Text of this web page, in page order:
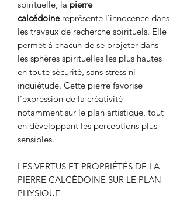
spirituelle, la pierre
calcédoinereprésente l’innocence dans
les travaux de recherche spirituels. Elle
permet à chacun de se projeter dans
les sphères spirituelles les plus hautes
en toute sécurité, sans stress ni
inquiétude. Cette pierre favorise
l’expression de la créativité
notamment sur le plan artistique, tout
en développant les perceptions plus
sensibles.
LES VERTUS ET PROPRIÉTÉS DE LA
PIERRE CALCÉDOINE SUR LE PLAN
PHYSIQUE